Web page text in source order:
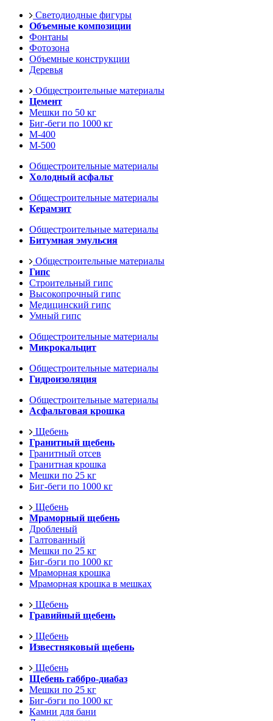
Светодиодные фигуры
Объемные композиции
Фонтаны
Фотозона
Объемные конструкции
Деревья
Общестроительные материалы
Цемент
Мешки по 50 кг
Биг-беги по 1000 кг
М-400
М-500
Общестроительные материалы
Холодный асфальт
Общестроительные материалы
Керамзит
Общестроительные материалы
Битумная эмульсия
Общестроительные материалы
Гипс
Строительный гипс
Высокопрочный гипс
Медицинский гипс
Умный гипс
Общестроительные материалы
Микрокальцит
Общестроительные материалы
Гидроизоляция
Общестроительные материалы
Асфальтовая крошка
Щебень
Гранитный щебень
Гранитный отсев
Гранитная крошка
Мешки по 25 кг
Биг-беги по 1000 кг
Щебень
Мраморный щебень
Дробленый
Галтованный
Мешки по 25 кг
Биг-бэги по 1000 кг
Мраморная крошка
Мраморная крошка в мешках
Щебень
Гравийный щебень
Щебень
Известняковый щебень
Щебень
Щебень габбро-диабаз
Мешки по 25 кг
Биг-бэги по 1000 кг
Камни для бани